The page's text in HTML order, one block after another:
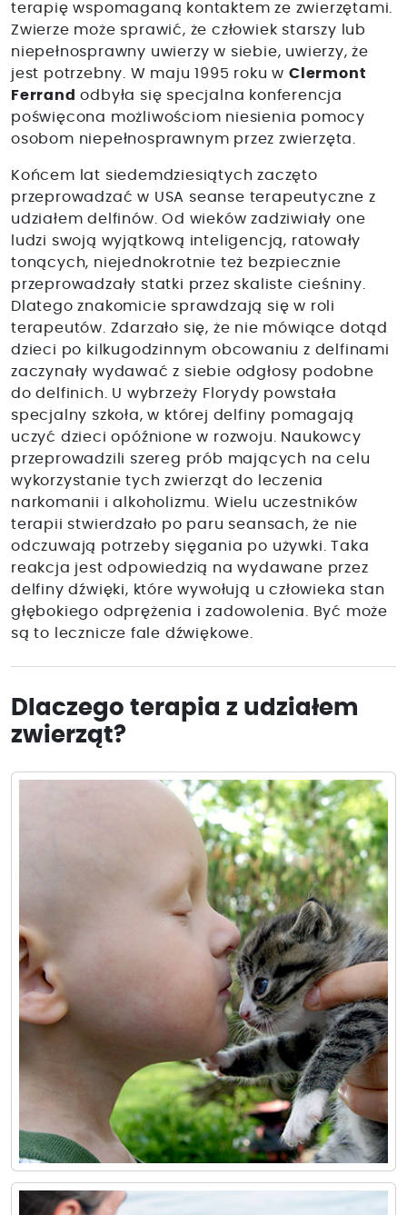
terapię wspomaganą kontaktem ze zwierzętami.
Zwierze może sprawić, że człowiek starszy lub
niepełnosprawny uwierzy w siebie, uwierzy, że
jest potrzebny. W maju 1995 roku w Clermont
Ferrand odbyła się specjalna konferencja
poświęcona możliwościom niesienia pomocy
osobom niepełnosprawnym przez zwierzęta.
Końcem lat siedemdziesiątych zaczęto
przeprowadzać w USA seanse terapeutyczne z
udziałem delfinów. Od wieków zadziwiały one
ludzi swoją wyjątkową inteligencją, ratowały
tonących, niejednokrotnie też bezpiecznie
przeprowadzały statki przez skaliste cieśniny.
Dlatego znakomicie sprawdzają się w roli
terapeutów. Zdarzało się, że nie mówiące dotąd
dzieci po kilkugodzinnym obcowaniu z delfinami
zaczynały wydawać z siebie odgłosy podobne
do delfinich. U wybrzeży Florydy powstała
specjalny szkoła, w której delfiny pomagają
uczyć dzieci opóźnione w rozwoju. Naukowcy
przeprowadzili szereg prób mających na celu
wykorzystanie tych zwierząt do leczenia
narkomanii i alkoholizmu. Wielu uczestników
terapii stwierdzało po paru seansach, że nie
odczuwają potrzeby sięgania po używki. Taka
reakcja jest odpowiedzią na wydawane przez
delfiny dźwięki, które wywołują u człowieka stan
głębokiego odprężenia i zadowolenia. Być może
są to lecznicze fale dźwiękowe.
Dlaczego terapia z udziałem
zwierząt?